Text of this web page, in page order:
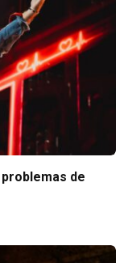
de